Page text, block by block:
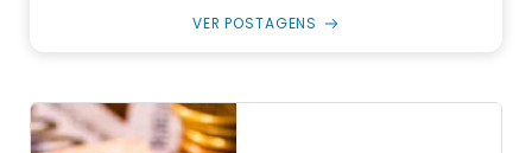
VER POSTAGENS